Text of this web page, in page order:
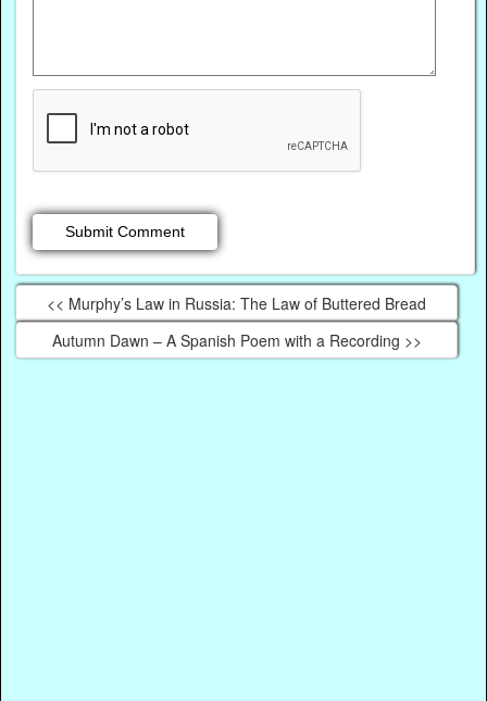
<< Murphy’s Law in Russia: The Law of Buttered Bread
Autumn Dawn – A Spanish Poem with a Recording >>